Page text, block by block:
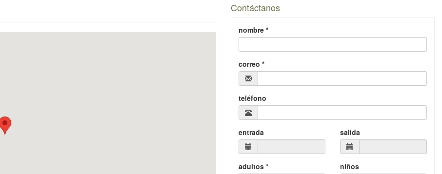
Contáctanos
nombre *
correo *
teléfono
entrada salida
adultos * niños